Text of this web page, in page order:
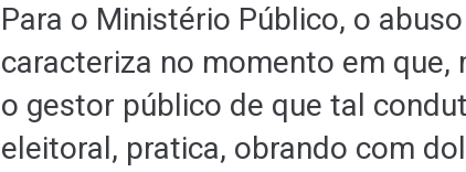
Para o Ministério Público, o
caracteriza no momento em
o gestor público de que tal
eleitoral, pratica, obrando com